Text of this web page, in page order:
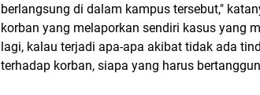
berlangsung di dalam kampus tersebut,"
korban yang melaporkan sendiri kasus yang
lagi, kalau terjadi apa-apa akibat tidak ada
terhadap korban, siapa yang harus